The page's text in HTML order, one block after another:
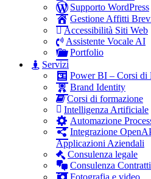
Supporto WordPress
Gestione Affitti
Accessibilità Siti Web
Assistente Vocale AI
Portfolio
Servizi
Power BI – Corsi di
Brand Identity
Corsi di formazione
Intelligenza Artificiale
Automazione
Integrazione
Applicazioni Aziendali
Consulenza legale
Consulenza